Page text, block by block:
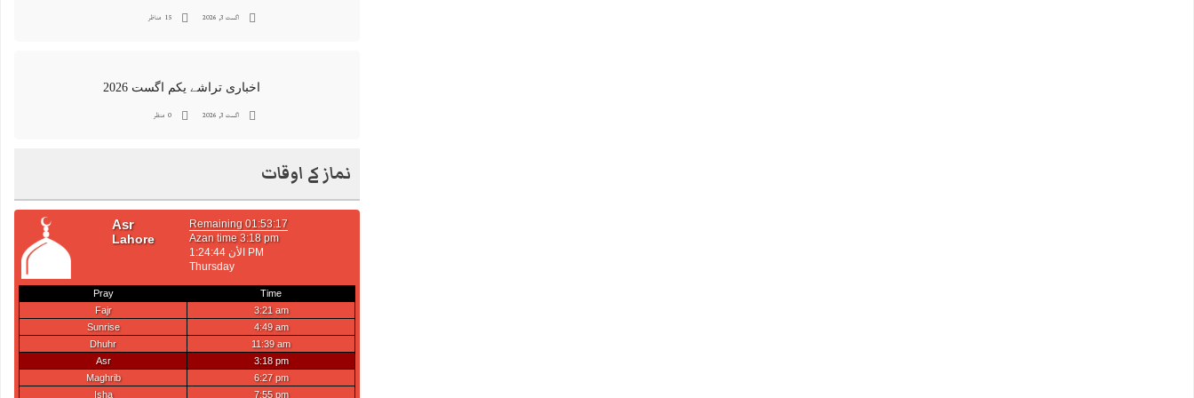
اگست 3, 2026 15 مناظر
اخباری تراشے یکم اگست 2026
اگست 3, 2026 0 منظر
نماز کے اوقات